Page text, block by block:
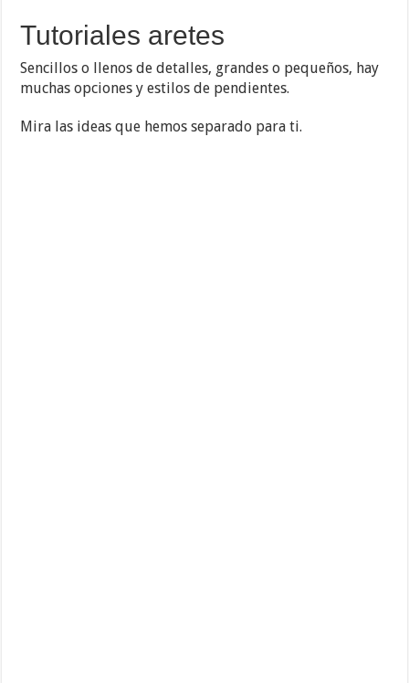
Tutoriales aretes
Sencillos o llenos de detalles, grandes o pequeños, hay
muchas opciones y estilos de pendientes.
Mira las ideas que hemos separado para ti.